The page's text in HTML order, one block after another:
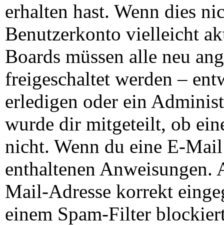
erhalten hast. Wenn dies
Benutzerkonto vielleicht
Boards müssen alle neu
freigeschaltet werden –
erledigen oder ein
wurde dir mitgeteilt, ob
nicht. Wenn du eine E-
enthaltenen Anweisungen.
Mail-Adresse korrekt
einem Spam-Filter